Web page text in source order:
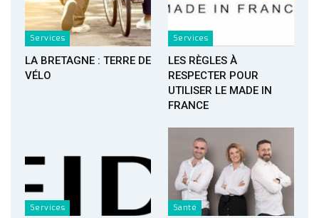
Services
LA BRETAGNE : TERRE DE
VÉLO
Services
LES RÈGLES À
RESPECTER POUR
UTILISER LE MADE IN
FRANCE
Services Santé